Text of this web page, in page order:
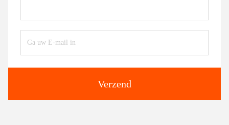
Verzend